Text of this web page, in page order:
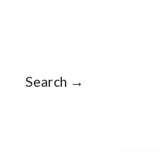
Search →